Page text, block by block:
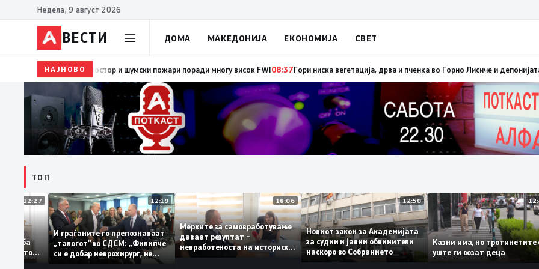
Недела, 9 август 2026
ВЕСТИ ДОМА МАКЕДОНИЈА ЕКОНОМИЈА СВЕТ
НАЈНОВО08:38ЦУК: Попладнево зголемен ризик од појава и брзо ширење на пожари на отворен простор и шумски пожари поради
ТОП
12:27
За
треба
12:19
И граѓаните го препознаваат
„талогот“ во СДСМ: „Филипче
си е добар неврохирург, не
треба се занимава со
18:06
Мерките за самовработување
даваат резултат –
невработеноста на историски
најниско ниво од 11,3%
12:50
Новиот закон за Академијата
за судии и јавни обвинители
наскоро во Собранието
Казни има, но
уште ги возат деца